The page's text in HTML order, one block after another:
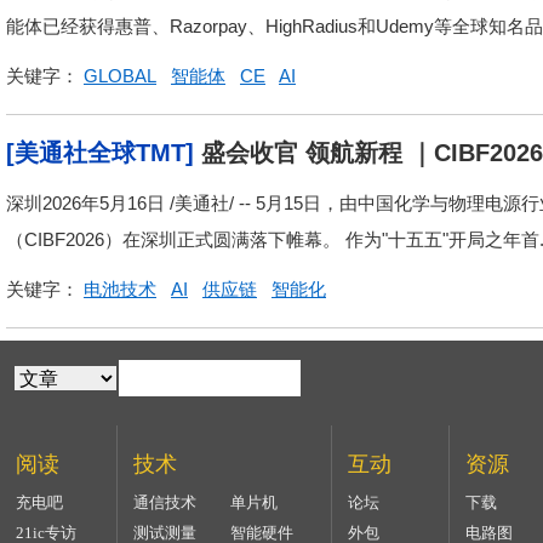
能体已经获得惠普、Razorpay、HighRadius和Udemy等全球知名
关键字： GLOBAL 智能体 CE AI
[美通社全球TMT] 盛会收官 领航新程 ｜
深圳2026年5月16日 /美通社/ -- 5月15日，由中国化学与物理电源
（CIBF2026）在深圳正式圆满落下帷幕。 作为"十五五"开局之年首
关键字： 电池技术 AI 供应链 智能化
阅读
充电吧
21ic专访
技术
通信技术
单片机
测试测量
智能硬件
互动
论坛
外包
资源
下载
电路图